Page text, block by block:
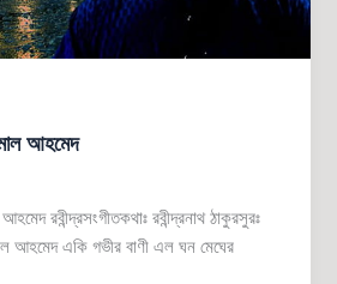
আহমেদ
রবীন্দ্রসংগীতকথাঃ রবীন্দ্রনাথ ঠাকুরসুরঃ
আহমেদ একি গভীর বাণী এল ঘন মেঘের